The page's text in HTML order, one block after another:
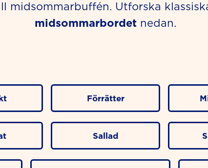
midsommarbuffén. Utforska
midsommarbordet nedan.
Förrätter
Sallad